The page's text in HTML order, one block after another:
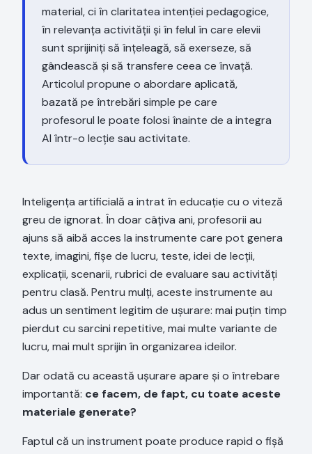
material, ci în claritatea intenției pedagogice,
în relevanța activității și în felul în care elevii
sunt sprijiniți să înțeleagă, să exerseze, să
gândească și să transfere ceea ce învață.
Articolul propune o abordare aplicată,
bazată pe întrebări simple pe care
profesorul le poate folosi înainte de a integra
AI într-o lecție sau activitate.
Inteligența artificială a intrat în educație cu o viteză
greu de ignorat. În doar câțiva ani, profesorii au
ajuns să aibă acces la instrumente care pot genera
texte, imagini, fișe de lucru, teste, idei de lecții,
explicații, scenarii, rubrici de evaluare sau activități
pentru clasă. Pentru mulți, aceste instrumente au
adus un sentiment legitim de ușurare: mai puțin timp
pierdut cu sarcini repetitive, mai multe variante de
lucru, mai mult sprijin în organizarea ideilor.
Dar odată cu această ușurare apare și o întrebare
importantă: ce facem, de fapt, cu toate aceste
materiale generate?
Faptul că un instrument poate produce rapid o fișă